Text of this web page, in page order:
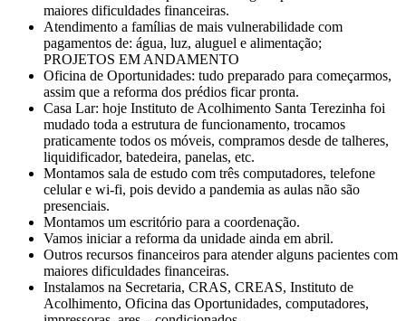
maiores dificuldades financeiras.
Atendimento a famílias de mais vulnerabilidade com
pagamentos de: água, luz, aluguel e alimentação;
PROJETOS EM ANDAMENTO
Oficina de Oportunidades: tudo preparado para começarmos,
assim que a reforma dos prédios ficar pronta.
Casa Lar: hoje Instituto de Acolhimento Santa Terezinha foi
mudado toda a estrutura de funcionamento, trocamos
praticamente todos os móveis, compramos desde de talheres,
liquidificador, batedeira, panelas, etc.
Montamos sala de estudo com três computadores, telefone
celular e wi-fi, pois devido a pandemia as aulas não são
presenciais.
Montamos um escritório para a coordenação.
Vamos iniciar a reforma da unidade ainda em abril.
Outros recursos financeiros para atender alguns pacientes com
maiores dificuldades financeiras.
Instalamos na Secretaria, CRAS, CREAS, Instituto de
Acolhimento, Oficina das Oportunidades, computadores,